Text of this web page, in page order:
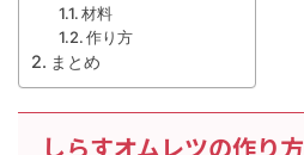
材料
作り方
まとめ
しらすオムレツの作り方